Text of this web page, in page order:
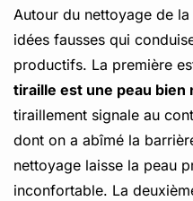
Autour du nettoyage de
idées fausses qui
productifs. La première
tiraille est une peau bien
tiraillement signale au
dont on a abîmé la
nettoyage laisse la peau
inconfortable. La